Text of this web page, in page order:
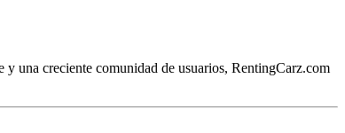
una creciente comunidad de usuarios, RentingCarz.com